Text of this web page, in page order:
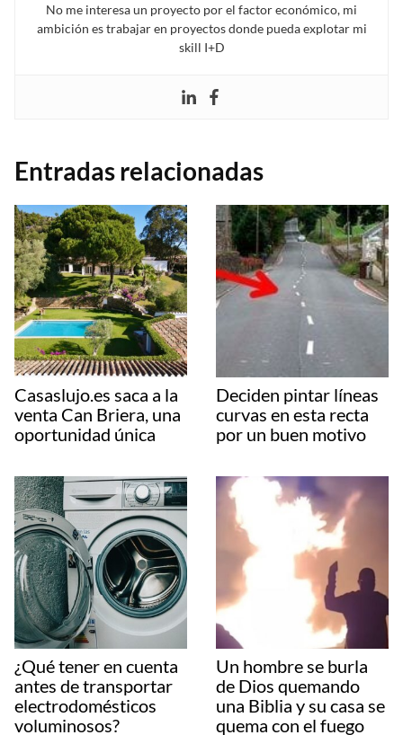
No me interesa un proyecto por el factor económico, mi
ambición es trabajar en proyectos donde pueda explotar mi
skill I+D
Entradas relacionadas
Casaslujo.es saca a la
venta Can Briera, una
oportunidad única
Deciden pintar líneas
curvas en esta recta
por un buen motivo
¿Qué tener en cuenta
antes de transportar
electrodomésticos
voluminosos?
Un hombre se burla
de Dios quemando
una Biblia y su casa se
quema con el fuego